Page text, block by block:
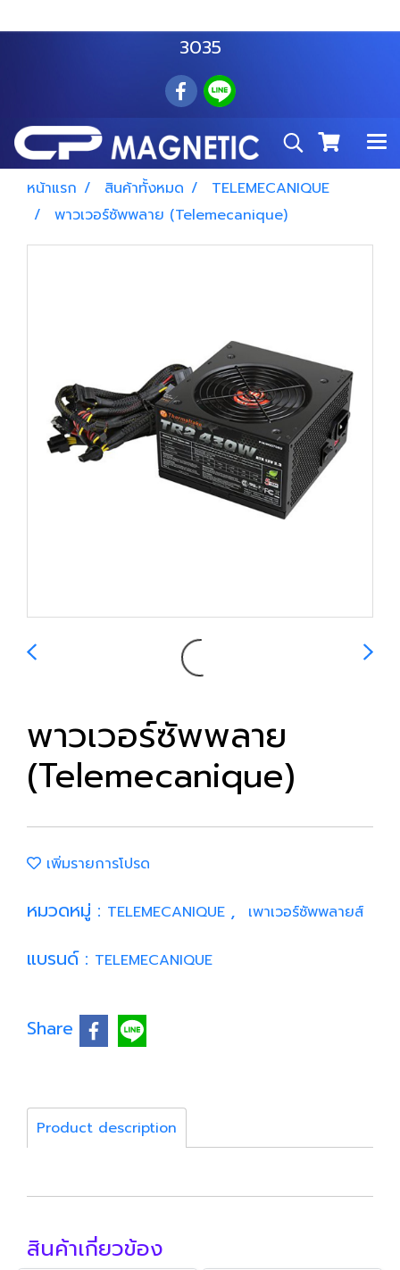
3035
หน้าแรก สินค้าทั้งหมด
TELEMECANIQUE
พาวเวอร์ซัพพลาย (Telemecanique)
พาวเวอร์ซัพพลาย
(Telemecanique)
เพิ่มรายการโปรด
หมวดหมู่ : TELEMECANIQUE , เพาเวอร์ซัพพลายส์
แบรนด์ : TELEMECANIQUE
Share
Product description
สินค้าเกี่ยวข้อง